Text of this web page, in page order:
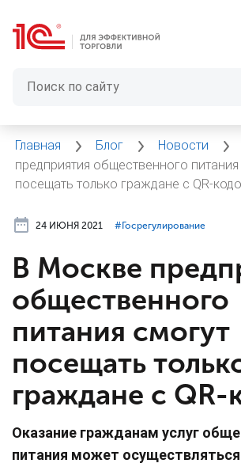
Главная Блог Новости
предприятия общественного
посещать только граждане с QR-
24 ИЮНЯ 2021 #⁣Госрегулирование
В Москве
общественного
питания смогут
посещать
граждане с
Оказание гражданам услуг
питания может осуществляться